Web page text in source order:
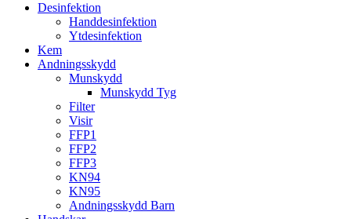
Desinfektion
Handdesinfektion
Ytdesinfektion
Kem
Andningsskydd
Munskydd
Munskydd Tyg
Filter
Visir
FFP1
FFP2
FFP3
KN94
KN95
Andningsskydd Barn